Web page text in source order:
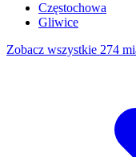
Częstochowa
Gliwice
Zobacz wszystkie 274